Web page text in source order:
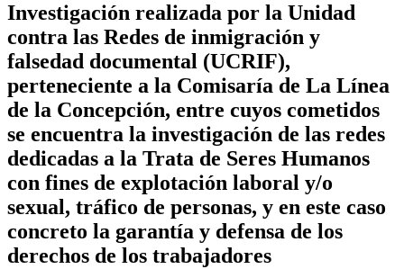
Investigación realizada por la Unidad
contra las Redes de inmigración y
falsedad documental (UCRIF),
perteneciente a la Comisaría de La Línea
de la Concepción, entre cuyos cometidos
se encuentra la investigación de las redes
dedicadas a la Trata de Seres Humanos
con fines de explotación laboral y/o
sexual, tráfico de personas, y en este caso
concreto la garantía y defensa de los
derechos de los trabajadores